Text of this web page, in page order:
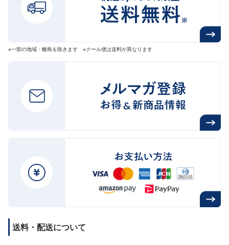
※一部の地域・離島を除きます ※クール便は送料が異なります
送料・配送について